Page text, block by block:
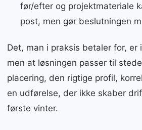
før/efter og projektmateriale
post, men gør beslutningen
Det, man i praksis betaler for, er
men at løsningen passer til
placering, den rigtige profil,
en udførelse, der ikke skaber
første vinter.